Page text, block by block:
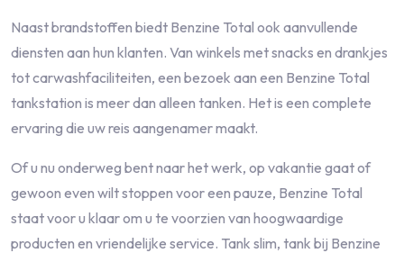
Naast brandstoffen biedt Benzine Total ook aanvullende
diensten aan hun klanten. Van winkels met snacks en drankjes
tot carwashfaciliteiten, een bezoek aan een Benzine Total
tankstation is meer dan alleen tanken. Het is een complete
ervaring die uw reis aangenamer maakt.
Of u nu onderweg bent naar het werk, op vakantie gaat of
gewoon even wilt stoppen voor een pauze, Benzine Total
staat voor u klaar om u te voorzien van hoogwaardige
producten en vriendelijke service. Tank slim, tank bij Benzine